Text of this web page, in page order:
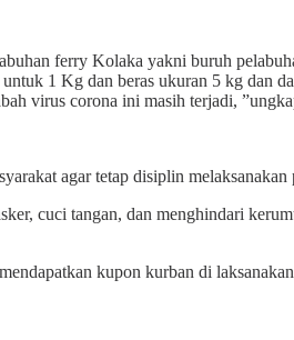
ferry Kolaka yakni buruh
1 Kg dan beras ukuran 5 kg dan
virus corona ini masih terjadi,
agar tetap disiplin
cuci tangan, dan menghindari
kupon kurban di